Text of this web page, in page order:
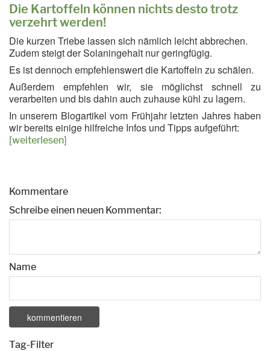
Die Kartoffeln können nichts desto trotz
verzehrt werden!
Die kurzen Triebe lassen sich nämlich leicht abbrechen.
Zudem steigt der Solaningehalt nur geringfügig.
Es ist dennoch empfehlenswert die Kartoffeln zu schälen.
Außerdem empfehlen wir, sie möglichst schnell zu
verarbeiten und bis dahin auch zuhause kühl zu lagern.
In unserem Blogartikel vom Frühjahr letzten Jahres haben
wir bereits einige hilfreiche Infos und Tipps aufgeführt:
[weiterlesen]
Kommentare
Schreibe einen neuen Kommentar:
Name
Tag-Filter